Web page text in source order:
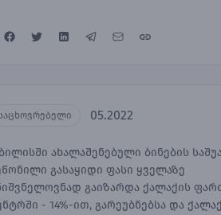
05.2022
ახალაშენებული ბინების
გასაყიდი ფასი ყველაზე
გაიზარდა ქალაქის
- 14%-ით, გარეუბნებსა და